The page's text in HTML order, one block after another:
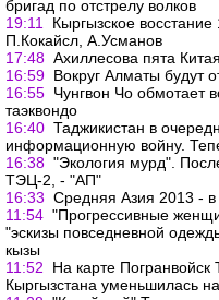
бригад по отстрелу волков
19:11
Кыргызское
П.Кокайсл, А.Усманов
17:48 Ахиллесова пята
16:59 Вокруг Алматы будут
16:55 Чунг­вон Чо обмотает
та­эквон­до
16:40 Таджикистан в
информационную войну.
16:38 "Экология мурд".
ТЭЦ-2, - "АП"
16:33 Средняя Азия 2013 -
11:54 "Прогрессивные
"эскизы повседневной
кызы
11:52
На карте Погранвойск
Кыргызстана уменьшилась